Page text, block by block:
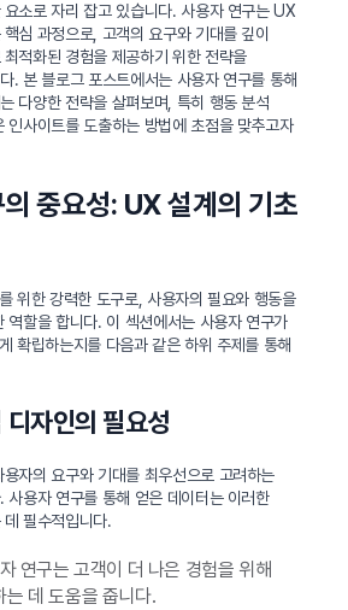
소로 자리 잡고 있습니다. 사용자 연구는 UX
심 과정으로, 고객의 요구와 기대를 깊이
적화된 경험을 제공하기 위한 전략을
. 본 블로그 포스트에서는 사용자 연구를 통해
다양한 전략을 살펴보며, 특히 행동 분석
인사이트를 도출하는 방법에 초점을 맞추고자
중요성: UX 설계의 기초
위한 강력한 도구로, 사용자의 필요와 행동을
역할을 합니다. 이 섹션에서는 사용자 연구가
확립하는지를 다음과 같은 하위 주제를 통해
디자인의 필요성
자의 요구와 기대를 최우선으로 고려하는
사용자 연구를 통해 얻은 데이터는 이러한
필수적입니다.
연구는 고객이 더 나은 경험을 위해
데 도움을 줍니다.